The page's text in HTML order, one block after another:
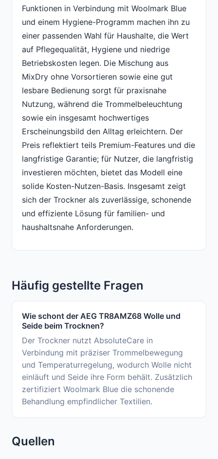
Funktionen in Verbindung mit Woolmark Blue
und einem Hygiene-Programm machen ihn zu
einer passenden Wahl für Haushalte, die Wert
auf Pflegequalität, Hygiene und niedrige
Betriebskosten legen. Die Mischung aus
MixDry ohne Vorsortieren sowie eine gut
lesbare Bedienung sorgt für praxisnahe
Nutzung, während die Trommelbeleuchtung
sowie ein insgesamt hochwertiges
Erscheinungsbild den Alltag erleichtern. Der
Preis reflektiert teils Premium-Features und die
langfristige Garantie; für Nutzer, die langfristig
investieren möchten, bietet das Modell eine
solide Kosten-Nutzen-Basis. Insgesamt zeigt
sich der Trockner als zuverlässige, schonende
und effiziente Lösung für familien- und
haushaltsnahe Anforderungen.
Häufig gestellte Fragen
Wie schont der AEG TR8AMZ68 Wolle und
Seide beim Trocknen?
Der Trockner nutzt AbsoluteCare in
Verbindung mit präziser Trommelbewegung
und Temperaturregelung, wodurch Wolle nicht
einläuft und Seide ihre Form behält. Zusätzlich
zertifiziert Woolmark Blue die schonende
Behandlung empfindlicher Textilien.
Quellen